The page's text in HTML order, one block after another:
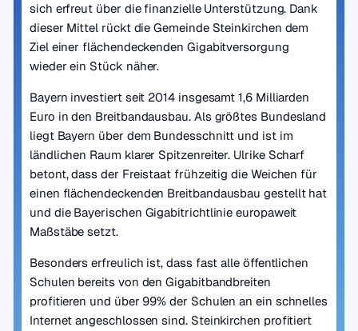
sich erfreut über die finanzielle Unterstützung. Dank
dieser Mittel rückt die Gemeinde Steinkirchen dem
Ziel einer flächendeckenden Gigabitversorgung
wieder ein Stück näher.
Bayern investiert seit 2014 insgesamt 1,6 Milliarden
Euro in den Breitbandausbau. Als größtes Bundesland
liegt Bayern über dem Bundesschnitt und ist im
ländlichen Raum klarer Spitzenreiter. Ulrike Scharf
betont, dass der Freistaat frühzeitig die Weichen für
einen flächendeckenden Breitbandausbau gestellt hat
und die Bayerischen Gigabitrichtlinie europaweit
Maßstäbe setzt.
Besonders erfreulich ist, dass fast alle öffentlichen
Schulen bereits von den Gigabitbandbreiten
profitieren und über 99% der Schulen an ein schnelles
Internet angeschlossen sind. Steinkirchen profitiert